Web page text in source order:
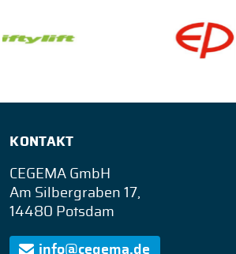
KONTAKT
CEGEMA GmbH
Am Silbergraben 17,
14480 Potsdam
info@cegema.de